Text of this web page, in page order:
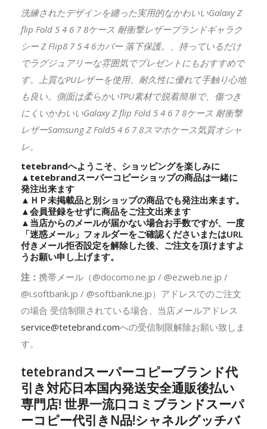
洗練されたデザインを纏った実用的なかわいいGalaxy Z
flip Fold 5 4 6 7 8ケース 耐衝撃レザーブランドギャラク
シー Z Flip8 7 5 4 6カバー 落下保護。、持っているだけ
でラグジュアリーな雰囲気でプレゼントにもおすすめで
す。上質なPUレザーを使用、耐久性に優れて手触り心地
も良い。側面は柔らかいTPU素材で脱着簡単で、傷つき
にくいかわいいGalaxy Z flip Fold 5 4 6 7 8ケース 耐衝撃
レザーSamsung Z Fold5 4 6 7 8スマホケース気質オシャ
レ。
tetebrandへようこそ、ショッピングを楽しみに
▲ tetebrandスーパーコピーショップの商品は一緒に
発注出来ます
▲ＨＰ未掲載品と別ショップの商品でも発注出来ます。
▲会員登録をせずに商品をご注文出来ます
▲当店からのメールが届かない場合お手数ですが、一度
「迷惑メール」フォルダーをご確認くださいまたはURL
付きメール拒否設定を解除した後、ご注文を頂けますよ
うお願い申し上げます。
注： 携帯メール（@docomo.ne.jp / @ezweb.ne.jp /
@i.softbank.jp / @softbank.ne.jp）アドレスでのご注文
の場合 受信制限されている場合、当店メールアドレス
service@tetebrand.comへの受信制限解除お願い致しま
す。
tetebrandスーパーコピーブランド代
引き対応日本国内発送安全通販後払い
専門店! 世界一流口コミブランドスーパ
ーコピー代引きN品!シャネルグッチバ